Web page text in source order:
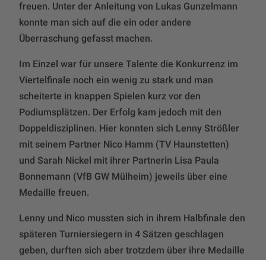
freuen. Unter der Anleitung von Lukas Gunzelmann
konnte man sich auf die ein oder andere
Überraschung gefasst machen.
Im Einzel war für unsere Talente die Konkurrenz im
Viertelfinale noch ein wenig zu stark und man
scheiterte in knappen Spielen kurz vor den
Podiumsplätzen. Der Erfolg kam jedoch mit den
Doppeldisziplinen. Hier konnten sich Lenny Strößler
mit seinem Partner Nico Hamm (TV Haunstetten)
und Sarah Nickel mit ihrer Partnerin Lisa Paula
Bonnemann (VfB GW Mülheim) jeweils über eine
Medaille freuen.
Lenny und Nico mussten sich in ihrem Halbfinale den
späteren Turniersiegern in 4 Sätzen geschlagen
geben, durften sich aber trotzdem über ihre Medaille